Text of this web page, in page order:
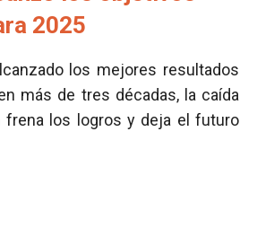
2025
los mejores resultados
más de tres décadas, la caída
frena los logros y deja el futuro